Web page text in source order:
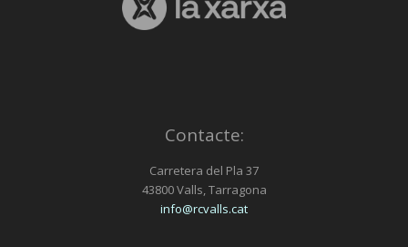
Contacte:
Carretera del Pla 37
43800 Valls, Tarragona
info@rcvalls.cat